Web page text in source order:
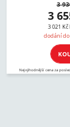
3
3
3 021 Kč
dodání
Nejvýhodnější cena za